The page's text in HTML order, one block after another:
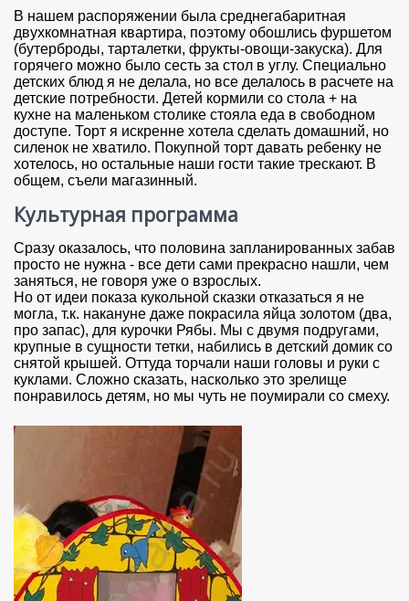
В нашем распоряжении была среднегабаритная
двухкомнатная квартира, поэтому обошлись фуршетом
(бутерброды, тарталетки, фрукты-овощи-закуска). Для
горячего можно было сесть за стол в углу. Специально
детских блюд я не делала, но все делалось в расчете на
детские потребности. Детей кормили со стола + на
кухне на маленьком столике стояла еда в свободном
доступе. Торт я искренне хотела сделать домашний, но
силенок не хватило. Покупной торт давать ребенку не
хотелось, но остальные наши гости такие трескают. В
общем, съели магазинный.
Культурная программа
Сразу оказалось, что половина запланированных забав
просто не нужна - все дети сами прекрасно нашли, чем
заняться, не говоря уже о взрослых.
Но от идеи показа кукольной сказки отказаться я не
могла, т.к. накануне даже покрасила яйца золотом (два,
про запас), для курочки Рябы. Мы с двумя подругами,
крупные в сущности тетки, набились в детский домик со
снятой крышей. Оттуда торчали наши головы и руки с
куклами. Сложно сказать, насколько это зрелище
понравилось детям, но мы чуть не поумирали со смеху.